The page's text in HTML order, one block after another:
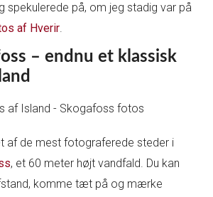
spekulerede på, om jeg stadig var på
af Hverir.
– endnu et klassisk
af de mest fotograferede steder i
, et 60 meter højt vandfald. Du kan
komme tæt på og mærke